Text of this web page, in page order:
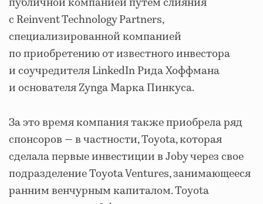
с Reinvent Technology Partners,
специализированной компанией
по приобретению от известного инвестора
и соучредителя LinkedIn Рида Хоффмана
и основателя Zynga Марка Пинкуса.
За это время компания также приобрела ряд
спонсоров — в частности, Toyota, которая
сделала первые инвестиции в Joby через свое
подразделение Toyota Ventures, занимающееся
ранним венчурным капиталом. Toyota